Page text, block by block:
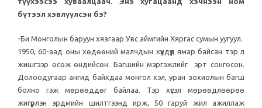
бүтээл хэвлүүлсэн бэ?
-Би Монголын баруун хязгаар Увс аймгийн Хяргас сумын уугуул.
1950, 60-аад оны хөдөөний малчдын хүүхдүүд ямар байсан тэр л
жишгээр өсөж өндийсөн. Багшийн мэргэжлийг эрт сонгосон.
Долоодугаар ангид байхдаа монгол хэл, уран зохиолын багш
болно гэж мөрөөддөг байлаа. Тэр хүсэл мөрөөдлөөрөө
жигүүрлэн эрдмийн шилтгээнд ирж, 50 гаруй жил ажиллаж